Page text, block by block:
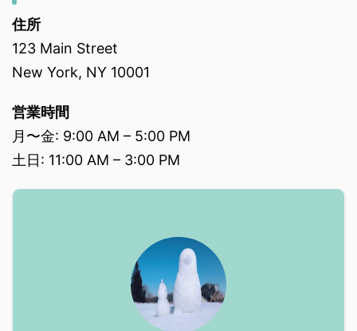
住所
123 Main Street
New York, NY 10001
営業時間
月〜金: 9:00 AM – 5:00 PM
土日: 11:00 AM – 3:00 PM